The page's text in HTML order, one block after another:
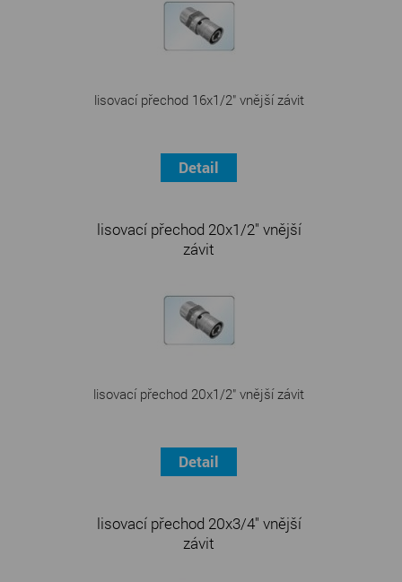
lisovací přechod 16x1/2" vnější závit
Detail
lisovací přechod 20x1/2" vnější
závit
lisovací přechod 20x1/2" vnější závit
Detail
lisovací přechod 20x3/4" vnější
závit